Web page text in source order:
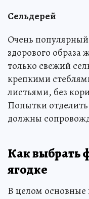
Сельдерей
Очень
здорового
только свежий
крепкими
листьями, без
Попытки отделить
должны
Как выбрать
ягодке
В целом основные